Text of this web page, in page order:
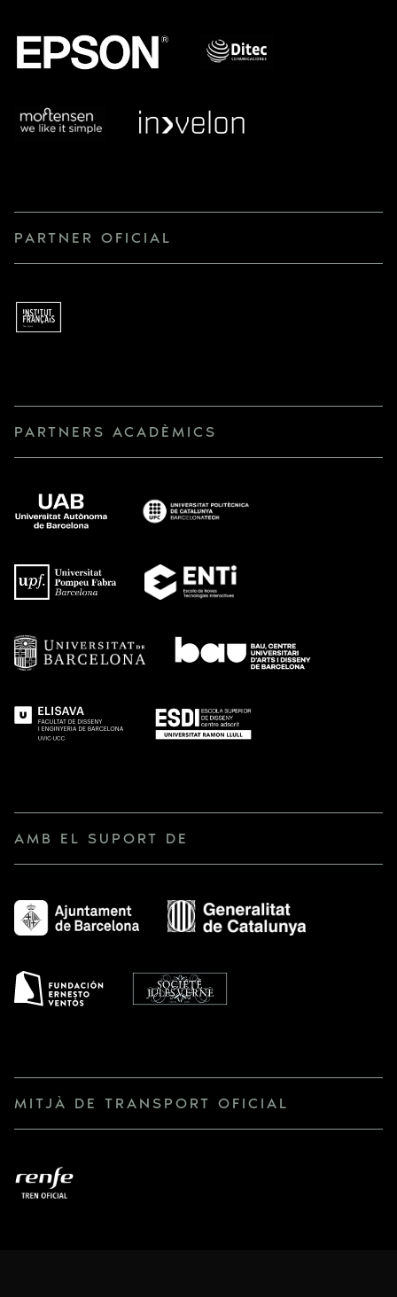
PARTNER OFICIAL
PARTNERS ACADÈMICS
AMB EL SUPORT DE
MITJÀ DE TRANSPORT OFICIAL